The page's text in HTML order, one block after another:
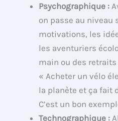
Psychographique :
on passe au niveau
motivations, les
les aventuriers
main ou des
« Acheter un vélo
la planète et ça fait
C’est un bon
Technographique :